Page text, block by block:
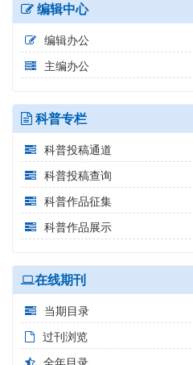
编辑中心
编辑办公
主编办公
科普专栏
科普投稿通道
科普投稿查询
科普作品征集
科普作品展示
在线期刊
当期目录
过刊浏览